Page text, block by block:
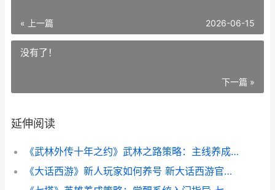
« 上一篇 2026-06-15
没有了！
下一篇 »
延伸阅读
《武林外传十年之约》武林之路策略：主线养成方法思路说明 武林外传十年之约官网下载
《大话西游》新人玩家如何养号 新大话西游官方网站